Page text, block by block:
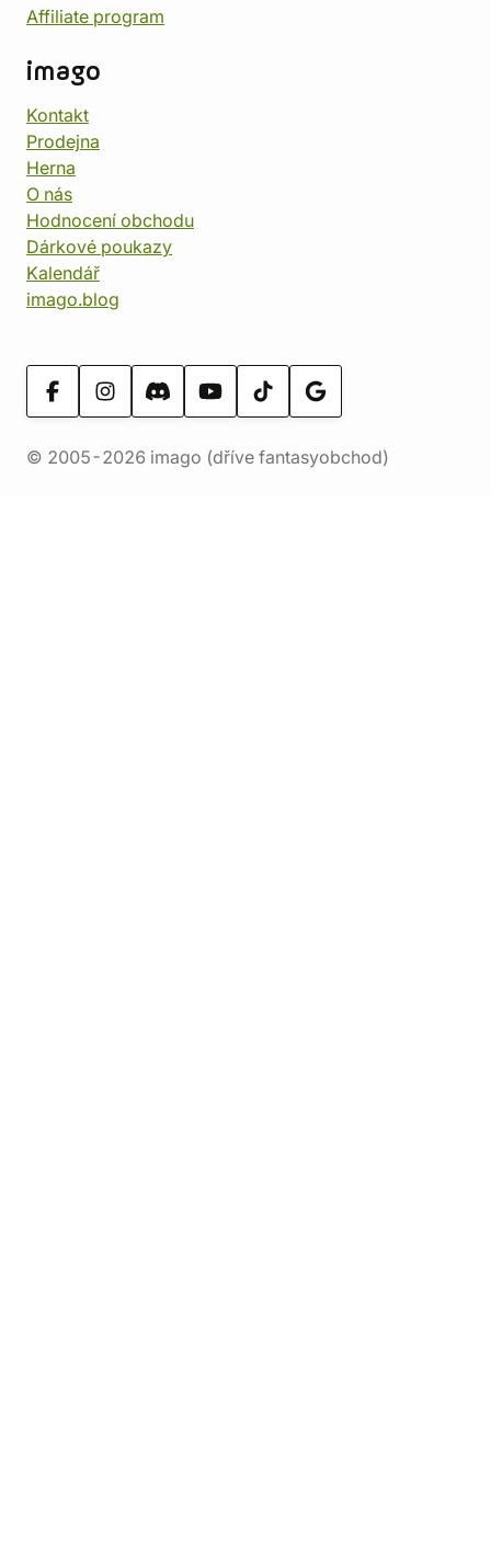
Affiliate program
imago
Kontakt
Prodejna
Herna
O nás
Hodnocení obchodu
Dárkové poukazy
Kalendář
imago.blog
© 2005-2026 imago (dříve fantasyobchod)